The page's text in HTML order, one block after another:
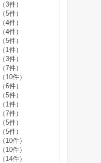
（3件）
（5件）
（4件）
（4件）
（5件）
（1件）
（3件）
（7件）
（10件）
（6件）
（5件）
（1件）
（7件）
（5件）
（5件）
（10件）
（10件）
（14件）